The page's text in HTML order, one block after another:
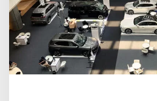
a
n
e
s
a